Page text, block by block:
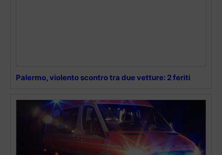
Palermo, violento scontro tra due vetture: 2 feriti